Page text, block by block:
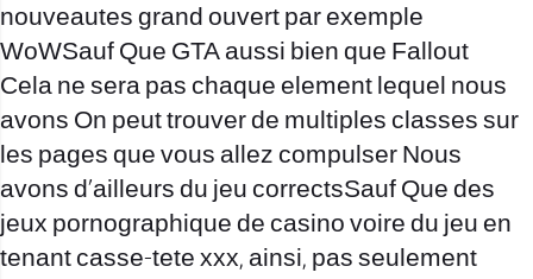
nouveautes grand ouvert par exemple
WoWSauf Que GTA aussi bien que Fallout
Cela ne sera pas chaque element lequel nous
avons On peut trouver de multiples classes sur
les pages que vous allez compulser Nous
avons d’ailleurs du jeu correctsSauf Que des
jeux pornographique de casino voire du jeu en
tenant casse-tete xxx, ainsi, pas seulement